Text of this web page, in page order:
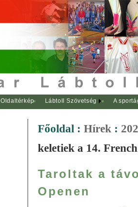
Oldaltérkép Lábtoll Szövetség
A
Főoldal : Hírek :
keletiek a 14.
Taroltak a
Openen